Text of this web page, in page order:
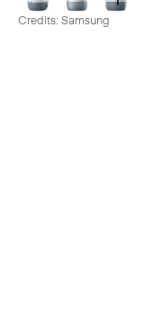
Credits: Samsung